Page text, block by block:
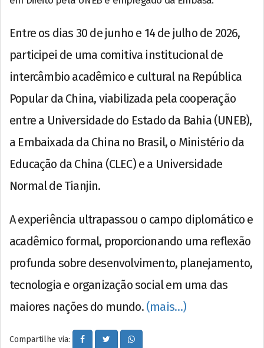
Entre os dias 30 de junho e 14 de julho de 2026,
participei de uma comitiva institucional de
intercâmbio acadêmico e cultural na República
Popular da China, viabilizada pela cooperação
entre a Universidade do Estado da Bahia (UNEB),
a Embaixada da China no Brasil, o Ministério da
Educação da China (CLEC) e a Universidade
Normal de Tianjin.
A experiência ultrapassou o campo diplomático e
acadêmico formal, proporcionando uma reflexão
profunda sobre desenvolvimento, planejamento,
tecnologia e organização social em uma das
maiores nações do mundo. (mais…)
Compartilhe via: